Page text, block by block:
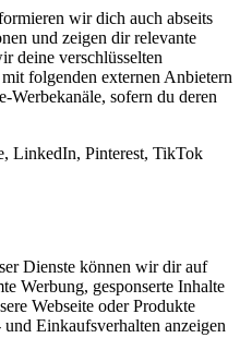
wir dich auch abseits
und zeigen dir relevante
deine verschlüsselten
folgenden externen Anbietern
Werbekanäle, sofern du deren
LinkedIn, Pinterest, TikTok
Dienste können wir dir auf
Werbung, gesponserte Inhalte
Webseite oder Produkte
Einkaufsverhalten anzeigen